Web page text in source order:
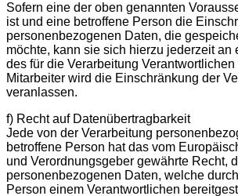
Sofern eine der oben genannten
ist und eine betroffene Person die
personenbezogenen Daten, die
möchte, kann sie sich hierzu jederzeit an
des für die Verarbeitung
Mitarbeiter wird die Einschränkung der
veranlassen.
f) Recht auf Datenübertragbarkeit
Jede von der Verarbeitung
betroffene Person hat das vom
und Verordnungsgeber gewährte Recht,
personenbezogenen Daten, welche
Person einem Verantwortlichen